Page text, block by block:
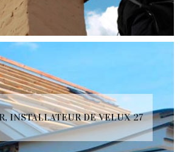
INSTALLATEUR DE VELUX 27